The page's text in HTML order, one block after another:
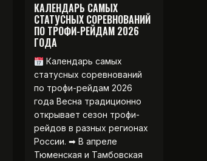
КАЛЕНДАРЬ САМЫХ
СТАТУСНЫХ СОРЕВНОВАНИЙ
ПО ТРОФИ-РЕЙДАМ 2026
ГОДА
Календарь самых
статусных соревнований
по трофи-рейдам 2026
года Весна традиционно
открывает сезон трофи-
рейдов в разных регионах
России. ➡ В апреле
Тюменская и Тамбовская